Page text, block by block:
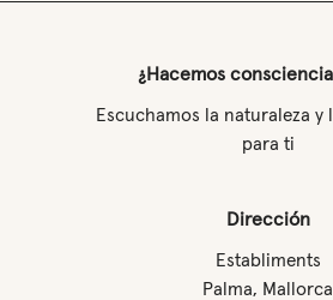
¿Hacemos
Escuchamos la naturaleza y
para ti
Dirección
Establiments
Palma, Mallorca